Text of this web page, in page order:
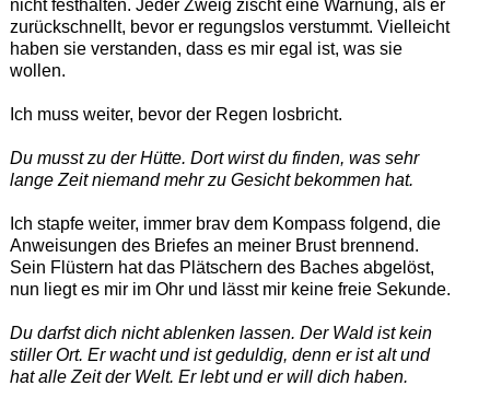
nicht festhalten. Jeder Zweig zischt eine Warnung, als er
zurückschnellt, bevor er regungslos verstummt. Vielleicht
haben sie verstanden, dass es mir egal ist, was sie
wollen.
Ich muss weiter, bevor der Regen losbricht.
Du musst zu der Hütte. Dort wirst du finden, was sehr
lange Zeit niemand mehr zu Gesicht bekommen hat.
Ich stapfe weiter, immer brav dem Kompass folgend, die
Anweisungen des Briefes an meiner Brust brennend.
Sein Flüstern hat das Plätschern des Baches abgelöst,
nun liegt es mir im Ohr und lässt mir keine freie Sekunde.
Du darfst dich nicht ablenken lassen. Der Wald ist kein
stiller Ort. Er wacht und ist geduldig, denn er ist alt und
hat alle Zeit der Welt. Er lebt und er will dich haben.